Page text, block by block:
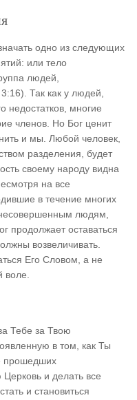
одно из следующих
или тело
людей,
Так как у людей,
недостатков, многие
членов. Но Бог ценит
и мы. Любой человек,
разделения, будет
своему народу видна
на все
в течение многих
людям,
продолжает оставаться
возвеличивать.
Его Словом, а не
воле.
Тебе за Твою
в том, как Ты
прошедших
и делать все
и становиться